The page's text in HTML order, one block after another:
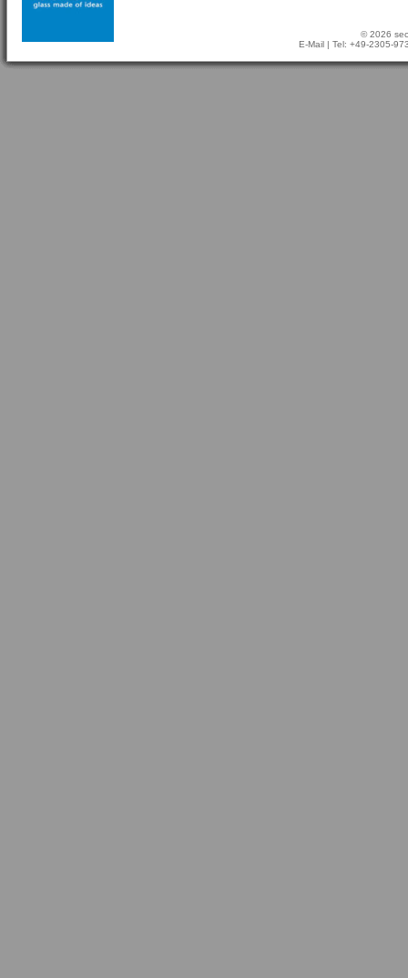
© 2026
E-Mail | Tel: +49-2305-